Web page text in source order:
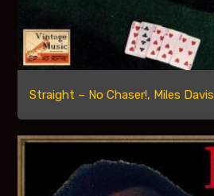
Straight – No Chaser!, Miles Davis